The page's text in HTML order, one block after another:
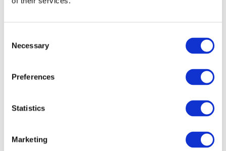
Selection
Necessary
Preferences
Statistics
Marketing
Összes